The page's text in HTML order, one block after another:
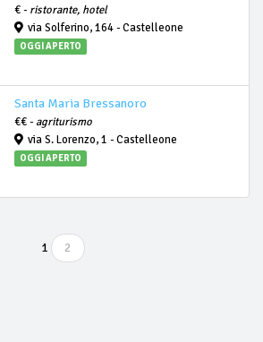
€ - ristorante, hotel
via Solferino, 164 - Castelleone
OGGI APERTO
Santa Maria Bressanoro
€€ - agriturismo
via S. Lorenzo, 1 - Castelleone
OGGI APERTO
1 2